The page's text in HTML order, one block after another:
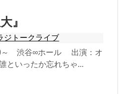
』
ジトークライブ
渋谷∞ホール 出演：オ
といったか忘れちゃ...